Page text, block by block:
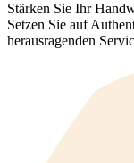
Stärken Sie Ihr
Setzen Sie auf
herausragenden